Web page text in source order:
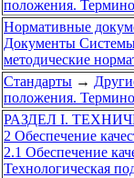
положения.
Нормативные
Документы Системы
методические
Стандарты →
положения.
РАЗДЕЛ I.
2 Обеспечение
2.1 Обеспечение
Технологическая